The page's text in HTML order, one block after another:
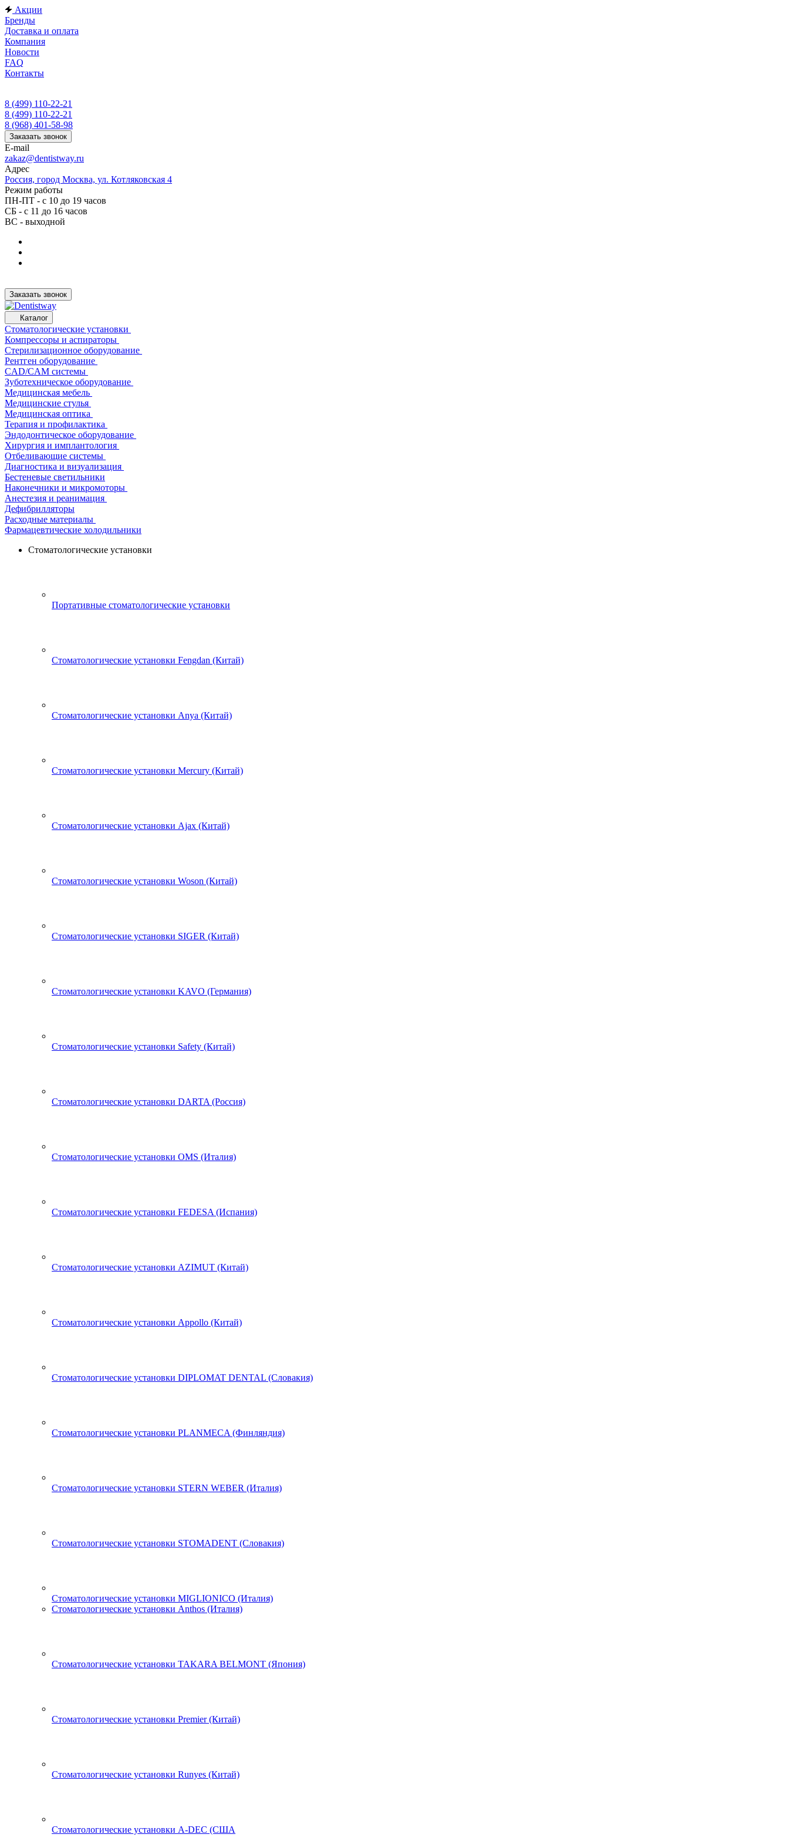
Акции
Бренды
Доставка и оплата
Компания
Новости
FAQ
Контакты
8 (499) 110-22-21
8 (499) 110-22-21
8 (968) 401-58-98
Заказать звонок
E-mail
zakaz@dentistway.ru
Адрес
Россия, город Москва, ул. Котляковская 4
Режим работы
ПН-ПТ - с 10 до 19 часов
СБ - с 11 до 16 часов
ВС - выходной
Заказать звонок
Каталог
Стоматологические установки
Компрессоры и аспираторы
Стерилизационное оборудование
Рентген оборудование
CAD/CAM системы
Зуботехническое оборудование
Медицинская мебель
Медицинские стулья
Медицинская оптика
Терапия и профилактика
Эндодонтическое оборудование
Хирургия и имплантология
Отбеливающие системы
Диагностика и визуализация
Бестеневые светильники
Наконечники и микромоторы
Анестезия и реанимация
Дефибрилляторы
Расходные материалы
Фармацевтические холодильники
Стоматологические установки
Портативные стоматологические установки
Стоматологические установки Fengdan (Китай)
Стоматологические установки Anya (Китай)
Стоматологические установки Mercury (Китай)
Стоматологические установки Ajax (Китай)
Стоматологические установки Woson (Китай)
Стоматологические установки SIGER (Китай)
Стоматологические установки KAVO (Германия)
Стоматологические установки Safety (Китай)
Стоматологические установки DARTA (Россия)
Стоматологические установки OMS (Италия)
Стоматологические установки FEDESA (Испания)
Стоматологические установки AZIMUT (Китай)
Стоматологические установки Appollo (Китай)
Стоматологические установки DIPLOMAT DENTAL (Словакия)
Стоматологические установки PLANMECA (Финляндия)
Стоматологические установки STERN WEBER (Италия)
Стоматологические установки STOMADENT (Словакия)
Стоматологические установки MIGLIONICO (Италия)
Стоматологические установки Anthos (Италия)
Стоматологические установки TAKARA BELMONT (Япония)
Стоматологические установки Premier (Китай)
Стоматологические установки Runyes (Китай)
Стоматологические установки A-DEC (США